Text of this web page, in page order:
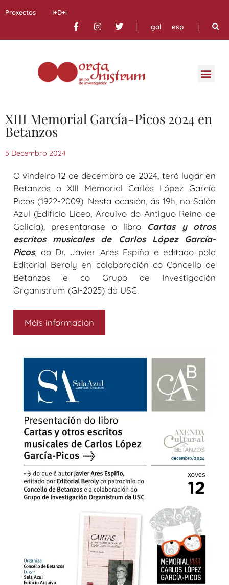
Proxectos I+D+i
| gal esp |
XIII Memorial García-Picos 2024 en
Betanzos
5 Decembro 2024
O vindeiro 12 de decembro de 2024, terá lugar en
Betanzos o XIII Memorial Carlos López García
Picos (1922-2009). Nesta ocasión, ás 19h, no Salón
Azul (Edificio Liceo, Arquivo do Antiguo Reino de
Galicia), presentarase o libro Cartas y otros
escritos musicales de Carlos López García-
Picos, do Dr. Javier Ares Espiño e editado pola
Editorial Beroly en colaboración co Concello de
Betanzos e co Grupo de Investigación
Organistrum (GI-2025) da USC.
Máis información